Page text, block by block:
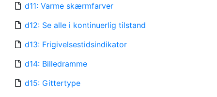
d11: Varme skærmfarver
d12: Se alle i kontinuerlig tilstand
d13: Frigivelsestidsindikator
d14: Billedramme
d15: Gittertype